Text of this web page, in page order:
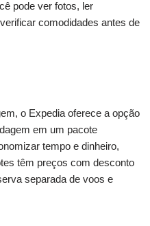
pode ver fotos, ler
comodidades antes de
o Expedia oferece a opção
em um pacote
tempo e dinheiro,
têm preços com desconto
separada de voos e